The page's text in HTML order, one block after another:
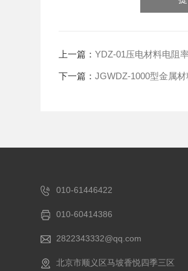
上一篇：YDZ-01压电材料电阻
下一篇：​JGWDZ-1000型金属
010-61446422
010-60414386
2822343332@qq.com
北京市顺义区马坡香悦四季三区